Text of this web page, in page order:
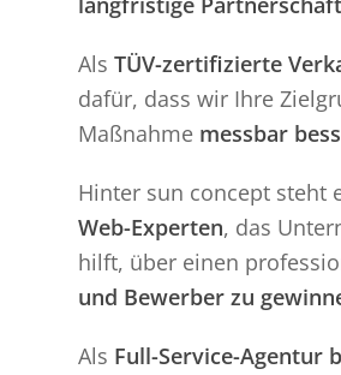
Als TÜV-zertifizierte
dafür, dass wir Ihre
Maßnahme messbar
Hinter sun concept steht
Web-Experten, das
hilft, über einen
und Bewerber zu
Als Full-Service-Agentur